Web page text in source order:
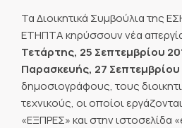
Τα Διοικητικά Συμβούλια της
ΕΤΗΠΤΑ κηρύσσουν νέα
Τετάρτης, 25 Σεπτεμβρίου
Παρασκευής, 27 Σεπτεμβρίου
δημοσιογράφους, τους
τεχνικούς, οι οποίοι
«ΕΞΠΡΕΣ» και στην ιστοσελίδα